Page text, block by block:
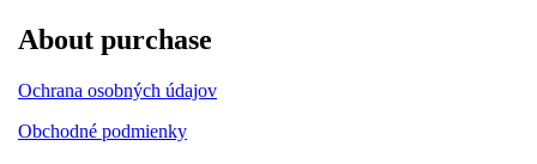
About purchase
Ochrana osobných údajov
Obchodné podmienky